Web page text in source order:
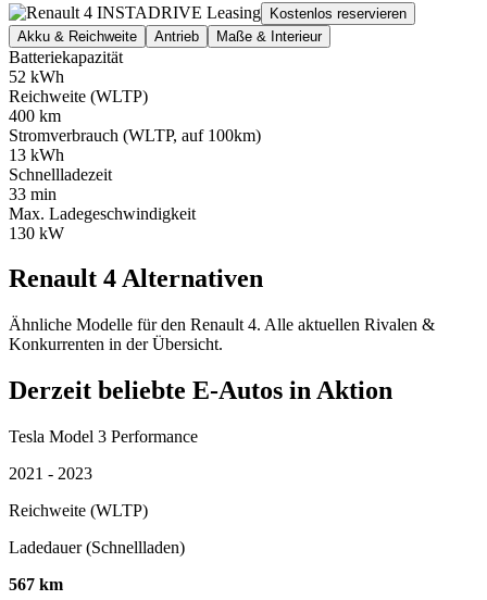
Kostenlos reservieren
Akku & Reichweite
Antrieb Maße & Interieur
Batteriekapazität
52 kWh
Reichweite (WLTP)
400 km
Stromverbrauch (WLTP, auf 100km)
13 kWh
Schnellladezeit
33 min
Max. Ladegeschwindigkeit
130 kW
Renault 4 Alternativen
Ähnliche Modelle für den Renault 4. Alle aktuellen Rivalen &
Konkurrenten in der Übersicht.
Derzeit beliebte E-Autos in Aktion
Tesla Model 3 Performance
2021 - 2023
Reichweite (WLTP)
Ladedauer (Schnellladen)
567 km